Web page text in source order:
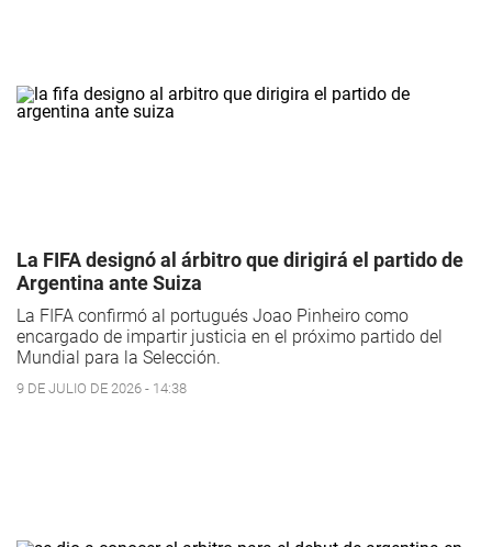
La FIFA designó al árbitro que dirigirá el partido de
Argentina ante Suiza
La FIFA confirmó al portugués Joao Pinheiro como
encargado de impartir justicia en el próximo partido del
Mundial para la Selección.
9 DE JULIO DE 2026 - 14:38